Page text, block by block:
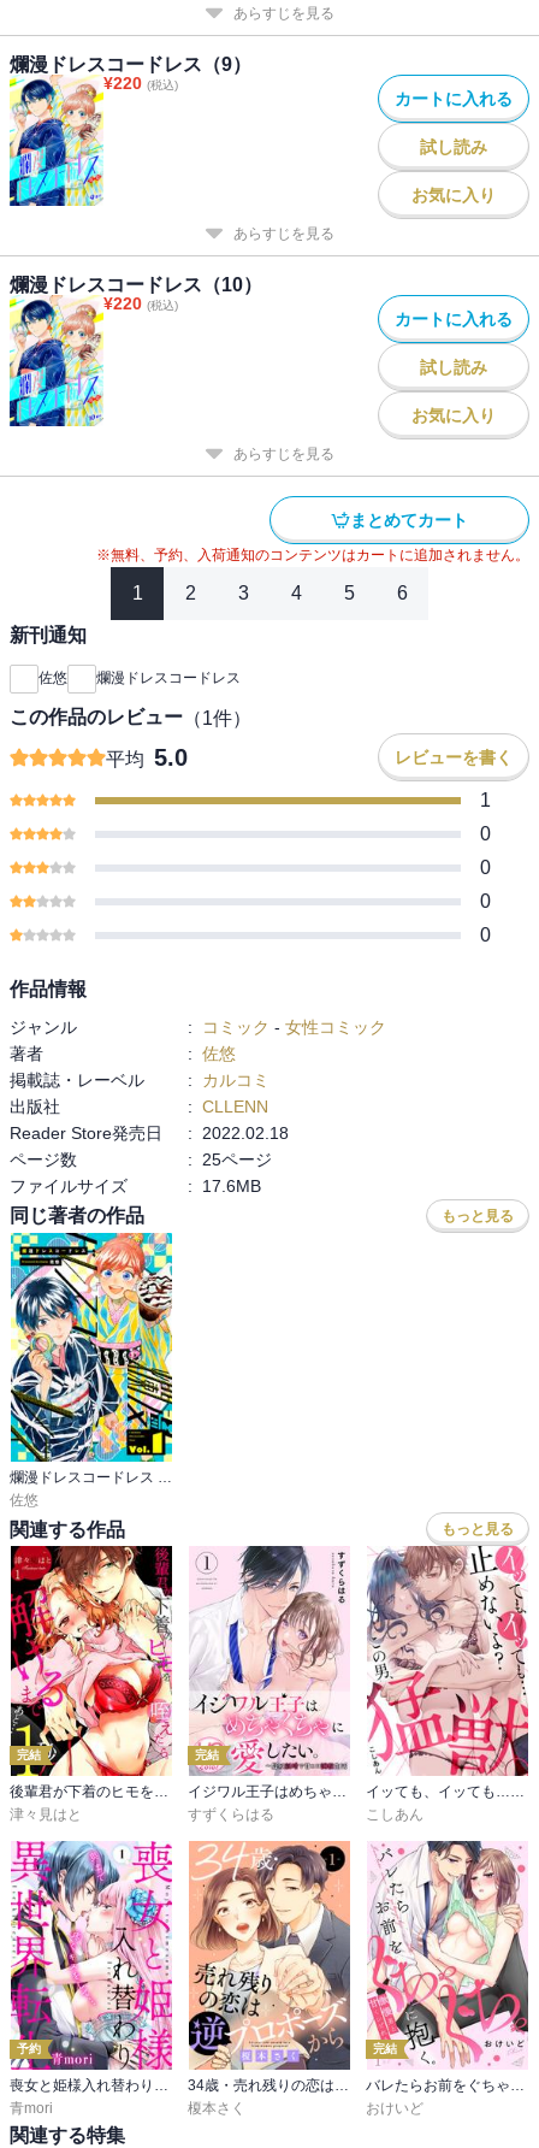
あらすじを見る
爛漫ドレスコードレス（9）
¥220 (税込)
カートに入れる
試し読み
お気に入り
あらすじを見る
爛漫ドレスコードレス（10）
¥220 (税込)
カートに入れる
試し読み
お気に入り
あらすじを見る
まとめてカート
※無料、予約、入荷通知のコンテンツはカートに追加されません。
1 2 3 4 5 6
新刊通知
佐悠 爛漫ドレスコードレス
この作品のレビュー （1件）
平均 5.0 レビューを書く
1
0
0
0
0
作品情報
ジャンル : コミック - 女性コミック
著者
: 佐悠
掲載誌・レーベル
:
カルコミ
出版社
: CLLENN
Reader Store発売日
:
2022.02.18
ページ数
:
25ページ
ファイルサイズ
: 17.6MB
同じ著者の作品 もっと見る
爛漫ドレスコードレス 【描き下ろし漫画付き】
佐悠
関連する作品 もっと見る
完結
津々見はと
完結
すずくらはる
こしあん
予約
喪女と姫様入れ替わり異世界転生 奥まで疼くキスをして…
青mori
34歳・売れ残りの恋は逆プロポーズから
榎本さく
完結
バレたらお前をぐちゃぐちゃに抱く。傲慢男と甘くシビれる夜
おけいど
関連する特集